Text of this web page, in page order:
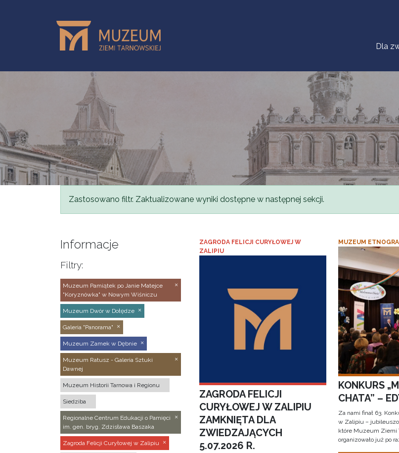
Dla
Komunikat
Zastosowano filtr. Zaktualizowane wyniki dostępne w następnej sekcji.
Informacje
Filtry:
Muzeum Pamiątek po Janie Matejce
"Koryznówka" w Nowym Wiśniczu
Muzeum Dwór w Dołędze
Galeria "Panorama"
Muzeum Zamek w Dębnie
Muzeum Ratusz - Galeria Sztuki
Dawnej
Muzeum Historii Tarnowa i Regionu
Siedziba
Regionalne Centrum Edukacji o Pamięci
im. gen. bryg. Zdzisława Baszaka
Zagroda Felicji Curyłowej w Zalipiu
ZAGRODA FELICJI CURYŁOWEJ W
ZALIPIU
ZAGRODA FELICJI
CURYŁOWEJ W ZALIPIU
ZAMKNIĘTA DLA
ZWIEDZAJĄCYCH
5.07.2026 R.
MUZEUM
KONKURS
CHATA” –
Za nami finał 63.
w Zalipiu –
które Muzeum Ziemi
organizowało już po